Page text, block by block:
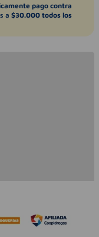
pago contra
a $30.000 todos los